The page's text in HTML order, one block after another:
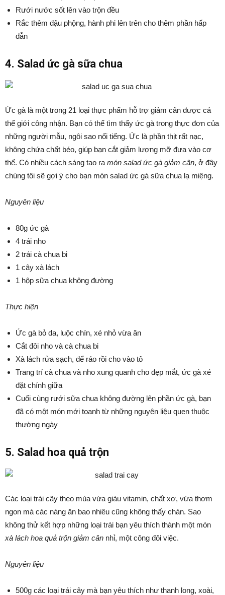
Rưới nước sốt lên vào trộn đều
Rắc thêm đậu phộng, hành phi lên trên cho thêm phần hấp
dẫn
4. Salad ức gà sữa chua
Ức gà là một trong 21 loại thực phẩm hỗ trợ giảm cân được cả
thế giới công nhận. Bạn có thể tìm thấy ức gà trong thực đơn của
những người mẫu, ngôi sao nổi tiếng. Ức là phần thịt rất nạc,
không chứa chất béo, giúp bạn cắt giảm lượng mỡ đưa vào cơ
thể. Có nhiều cách sáng tạo ra món salad ức gà giảm cân, ở đây
chúng tôi sẽ gợi ý cho bạn món salad ức gà sữa chua lạ miệng.
Nguyên liệu
80g ức gà
4 trái nho
2 trái cà chua bi
1 cây xà lách
1 hộp sữa chua không đường
Thực hiện
Ức gà bỏ da, luộc chín, xé nhỏ vừa ăn
Cắt đôi nho và cà chua bi
Xà lách rửa sạch, để ráo rồi cho vào tô
Trang trí cà chua và nho xung quanh cho đẹp mắt, ức gà xé
đặt chính giữa
Cuối cùng rưới sữa chua không đường lên phần ức gà, bạn
đã có một món mới toanh từ những nguyên liệu quen thuộc
thường ngày
5. Salad hoa quả trộn
Các loại trái cây theo mùa vừa giàu vitamin, chất xơ, vừa thơm
ngon mà các nàng ăn bao nhiêu cũng không thấy chán. Sao
không thử kết hợp những loại trái bạn yêu thích thành một món
xà lách hoa quả trộn giảm cân nhỉ, một công đôi việc.
Nguyên liệu
500g các loại trái cây mà bạn yêu thích như thanh long, xoài,